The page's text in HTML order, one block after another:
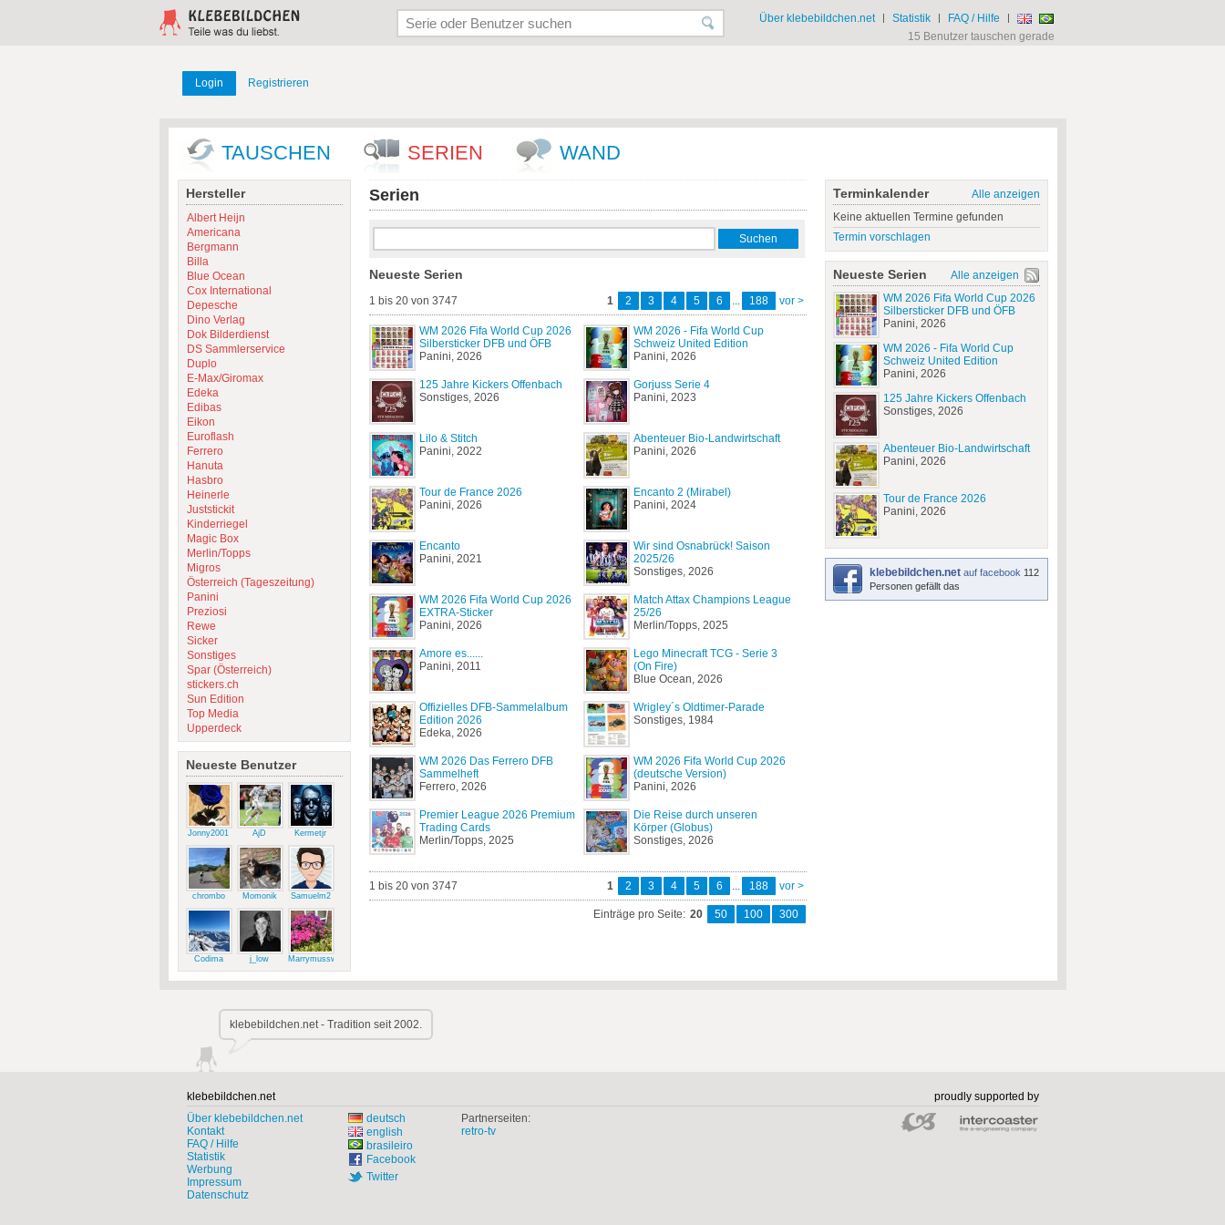
Über klebebildchen.net | Statistik | FAQ / Hilfe |
15 Benutzer tauschen gerade
Login Registrieren
TAUSCHEN SERIEN WAND
Hersteller
Albert Heijn
Americana
Bergmann
Billa
Blue Ocean
Cox International
Depesche
Dino Verlag
Dok Bilderdienst
DS Sammlerservice
Duplo
E-Max/Giromax
Edeka
Edibas
Eikon
Euroflash
Ferrero
Hanuta
Hasbro
Heinerle
Juststickit
Kinderriegel
Magic Box
Merlin/Topps
Migros
Österreich (Tageszeitung)
Panini
Preziosi
Rewe
Sicker
Sonstiges
Spar (Österreich)
stickers.ch
Sun Edition
Top Media
Upperdeck
Neueste Benutzer
Jonny2001 AjD Kermetjr
chrombo Momonik Samuelm2
Codima j_low Marrymussweg
Serien
Neueste Serien
1 bis 20 von 3747 1 2 3 4 5 6 ... 188 vor >
WM 2026 Fifa World Cup 2026
Silbersticker DFB und ÖFB
Panini, 2026
WM 2026 - Fifa World Cup
Schweiz United Edition
Panini, 2026
125 Jahre Kickers Offenbach
Sonstiges, 2026
Gorjuss Serie 4
Panini, 2023
Lilo & Stitch
Panini, 2022
Abenteuer Bio-Landwirtschaft
Panini, 2026
Tour de France 2026
Panini, 2026
Encanto 2 (Mirabel)
Panini, 2024
Encanto
Panini, 2021
Wir sind Osnabrück! Saison
2025/26
Sonstiges, 2026
WM 2026 Fifa World Cup 2026
EXTRA-Sticker
Panini, 2026
Match Attax Champions League
25/26
Merlin/Topps, 2025
Amore es......
Panini, 2011
Lego Minecraft TCG - Serie 3
(On Fire)
Blue Ocean, 2026
Offizielles DFB-Sammelalbum
Edition 2026
Edeka, 2026
Wrigley´s Oldtimer-Parade
Sonstiges, 1984
WM 2026 Das Ferrero DFB
Sammelheft
Ferrero, 2026
WM 2026 Fifa World Cup 2026
(deutsche Version)
Panini, 2026
Premier League 2026 Premium
Trading Cards
Merlin/Topps, 2025
Die Reise durch unseren
Körper (Globus)
Sonstiges, 2026
1 bis 20 von 3747 1 2 3 4 5 6 ... 188 vor >
Einträge pro Seite: 20 50 100 300
Terminkalender
Alle anzeigen
Keine aktuellen Termine gefunden
Termin vorschlagen
Neueste Serien
Alle anzeigen
WM 2026 Fifa World Cup 2026
Silbersticker DFB und ÖFB
Panini, 2026
WM 2026 - Fifa World Cup
Schweiz United Edition
Panini, 2026
125 Jahre Kickers Offenbach
Sonstiges, 2026
Abenteuer Bio-Landwirtschaft
Panini, 2026
Tour de France 2026
Panini, 2026
klebebildchen.netauf facebook 112
Personen gefällt das
klebebildchen.net - Tradition seit 2002.
klebebildchen.net
Über klebebildchen.net
Kontakt
FAQ / Hilfe
Statistik
Werbung
Impressum
Datenschutz
deutsch
english
brasileiro
Facebook
Twitter
Partnerseiten:
retro-tv
proudly supported by